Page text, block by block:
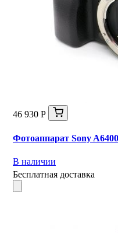
46 930 Р
Фотоаппарат Sony
В наличии
Бесплатная доставка